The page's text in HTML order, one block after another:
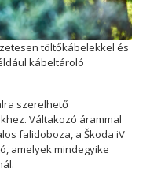
töltőkábelekkel és
kábeltároló
szerelhető
Váltakozó árammal
falidoboza, a Škoda iV
amelyek mindegyike